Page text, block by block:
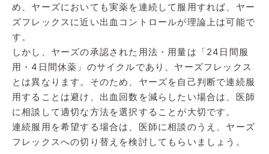
め、ヤーズにおいても実薬を連続して服用すれば、ヤー
ズフレックスに近い出血コントロールが理論上は可能で
す。
しかし、ヤーズの承認された用法・用量は「24日間服
用・4日間休薬」のサイクルであり、ヤーズフレックス
とは異なります。そのため、ヤーズを自己判断で連続服
用することは避け、出血回数を減らしたい場合は、医師
に相談して適切な方法を選択することが大切です。
連続服用を希望する場合は、医師に相談のうえ、ヤーズ
フレックスへの切り替えを検討してもらいましょう。